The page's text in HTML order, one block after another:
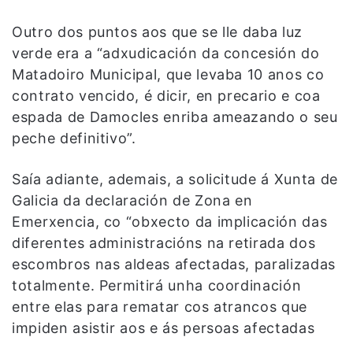
Outro dos puntos aos que se lle daba luz
verde era a “adxudicación da concesión do
Matadoiro Municipal, que levaba 10 anos co
contrato vencido, é dicir, en precario e coa
espada de Damocles enriba ameazando o seu
peche definitivo”.
Saía adiante, ademais, a solicitude á Xunta de
Galicia da declaración de Zona en
Emerxencia, co “obxecto da implicación das
diferentes administracións na retirada dos
escombros nas aldeas afectadas, paralizadas
totalmente. Permitirá unha coordinación
entre elas para rematar cos atrancos que
impiden asistir aos e ás persoas afectadas